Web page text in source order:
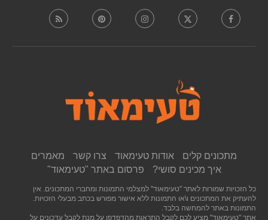
מתכונים קלים אודות טעימאוד צרו קשר
מאמרים
איך מכינים סושי?
פרסום באתר "טעימאוד"
כל הזכויות שמורות לאתר "טעימאוד" למצלמי התמונות ומחברי המתכונים. אין
להעתיק את המתכונים ו\או התמונות ללא אישור מפורש בכתב מבעלי הזכויות.
התמונות באתר להמחשה בלבד.
אתר "טעימאוד" מציע לכם לקבל התראות מהדפדפן על מנת לקבל עדכונים על